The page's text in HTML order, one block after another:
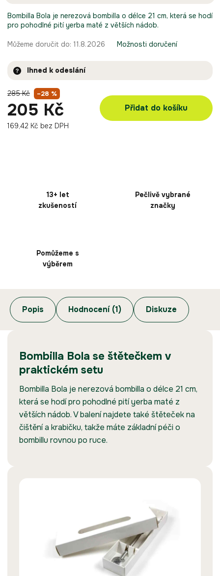
285 Kč –28 %
205 Kč
169,42 Kč bez DPH
Ihned k odeslání
Můžeme doručit do: 11.8.2026 Možnosti doručení
Přidat do košíku
Bombilla Bola je nerezová bombilla o délce 21 cm, která se hodí
pro pohodlné pití yerba maté z větších nádob.
13+ let
zkušeností
Pečlivě vybrané
značky
Pomůžeme s
výběrem
Popis Hodnocení (1) Diskuze
Bombilla Bola se štětečkem v
praktickém setu
Bombilla Bola je nerezová bombilla o délce 21 cm,
která se hodí pro pohodlné pití yerba maté z
větších nádob. V balení najdete také štěteček na
čištění a krabičku, takže máte základní péči o
bombillu rovnou po ruce.